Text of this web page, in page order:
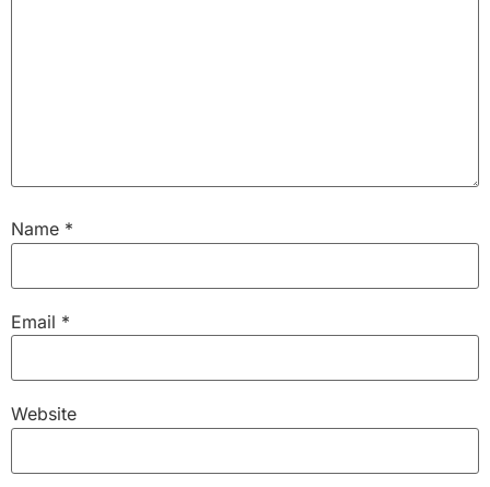
Name *
Email *
Website